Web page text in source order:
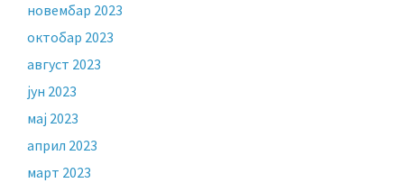
новембар 2023
октобар 2023
август 2023
јун 2023
мај 2023
април 2023
март 2023